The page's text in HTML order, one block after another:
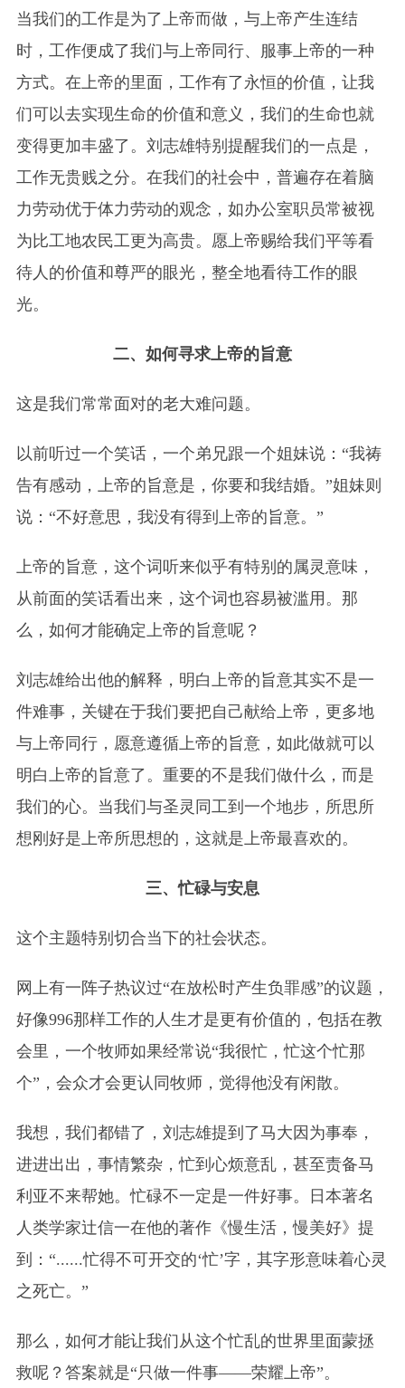
当我们的工作是为了上帝而做，与上帝产生连结
时，工作便成了我们与上帝同行、服事上帝的一种
方式。在上帝的里面，工作有了永恒的价值，让我
们可以去实现生命的价值和意义，我们的生命也就
变得更加丰盛了。刘志雄特别提醒我们的一点是，
工作无贵贱之分。在我们的社会中，普遍存在着脑
力劳动优于体力劳动的观念，如办公室职员常被视
为比工地农民工更为高贵。愿上帝赐给我们平等看
待人的价值和尊严的眼光，整全地看待工作的眼
光。
二、如何寻求上帝的旨意
这是我们常常面对的老大难问题。
以前听过一个笑话，一个弟兄跟一个姐妹说：“我祷
告有感动，上帝的旨意是，你要和我结婚。”姐妹则
说：“不好意思，我没有得到上帝的旨意。”
上帝的旨意，这个词听来似乎有特别的属灵意味，
从前面的笑话看出来，这个词也容易被滥用。那
么，如何才能确定上帝的旨意呢？
刘志雄给出他的解释，明白上帝的旨意其实不是一
件难事，关键在于我们要把自己献给上帝，更多地
与上帝同行，愿意遵循上帝的旨意，如此做就可以
明白上帝的旨意了。重要的不是我们做什么，而是
我们的心。当我们与圣灵同工到一个地步，所思所
想刚好是上帝所思想的，这就是上帝最喜欢的。
三、忙碌与安息
这个主题特别切合当下的社会状态。
网上有一阵子热议过“在放松时产生负罪感”的议题，
好像996那样工作的人生才是更有价值的，包括在教
会里，一个牧师如果经常说“我很忙，忙这个忙那
个”，会众才会更认同牧师，觉得他没有闲散。
我想，我们都错了，刘志雄提到了马大因为事奉，
进进出出，事情繁杂，忙到心烦意乱，甚至责备马
利亚不来帮她。忙碌不一定是一件好事。日本著名
人类学家辻信一在他的著作《慢生活，慢美好》提
到：“......忙得不可开交的‘忙’字，其字形意味着心灵
之死亡。”
那么，如何才能让我们从这个忙乱的世界里面蒙拯
救呢？答案就是“只做一件事——荣耀上帝”。